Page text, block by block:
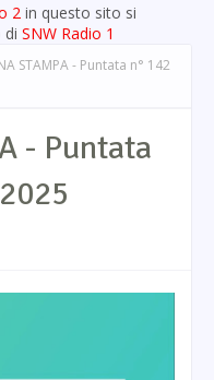
2 in questo sito si
di SNW Radio 1
STAMPA - Puntata n° 142
- Puntata